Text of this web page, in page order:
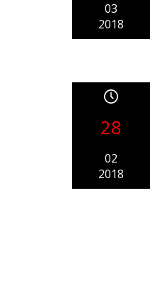
03
2018
28
02
2018